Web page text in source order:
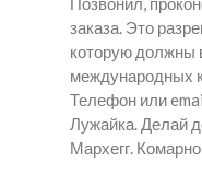
заказа. Это
которую должны
международных
Телефон или
Лужайка. Делай
Мархегг.